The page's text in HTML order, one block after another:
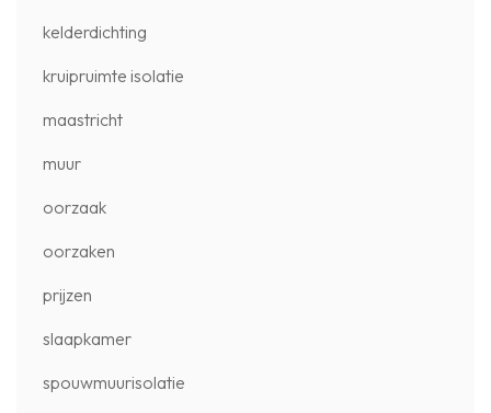
kelderdichting
kruipruimte isolatie
maastricht
muur
oorzaak
oorzaken
prijzen
slaapkamer
spouwmuurisolatie